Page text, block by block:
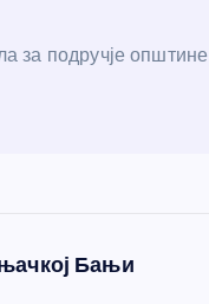
за подручје
Бањи